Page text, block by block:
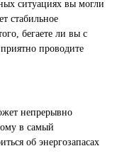
ситуациях вы могли
стабильное
бегаете ли вы с
проводите
непрерывно
в самый
об энергозапасах